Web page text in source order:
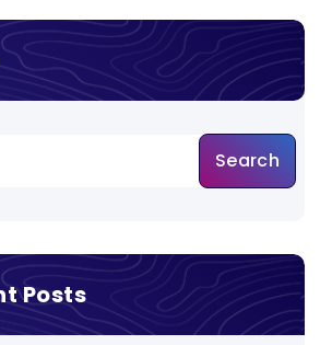
Search
Posts